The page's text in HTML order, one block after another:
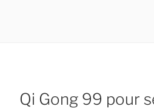
Qi Gong 99 pour